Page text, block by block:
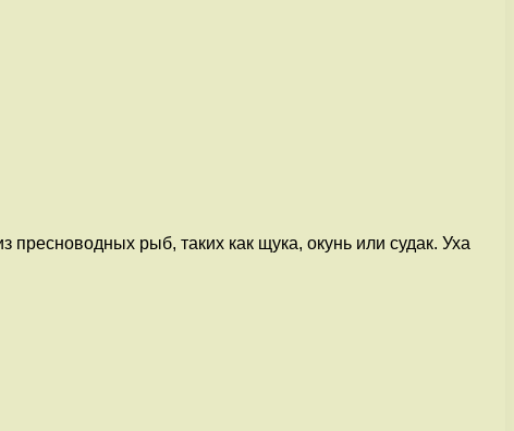
рыб, таких как щука, окунь или судак. Уха